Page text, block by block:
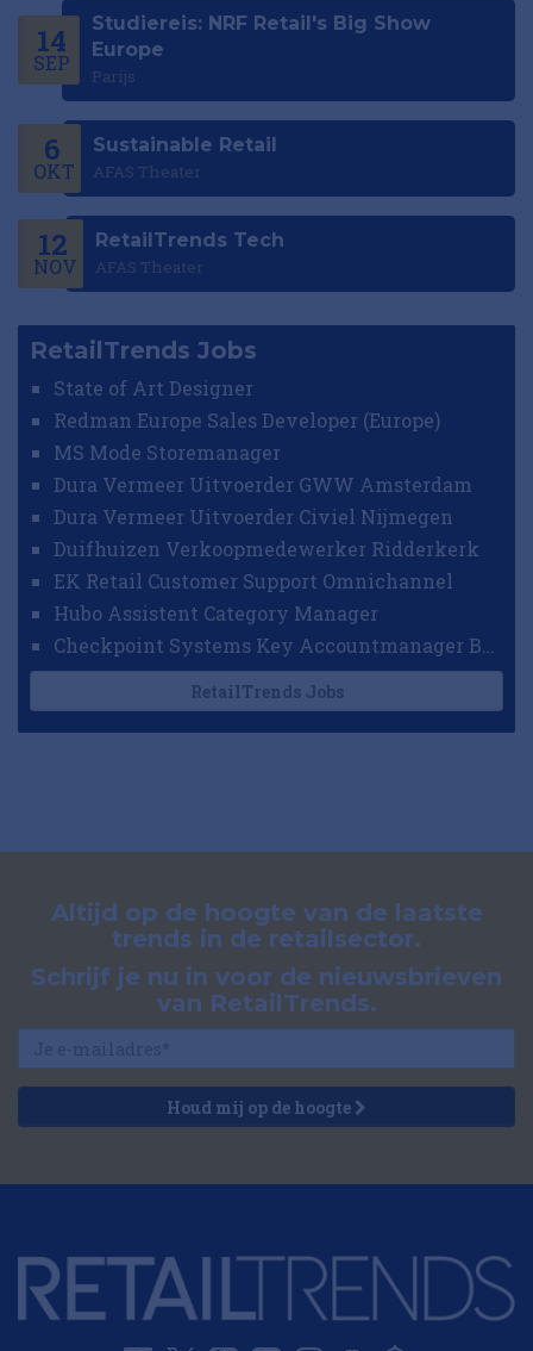
14
SEP
Studiereis: NRF Retail's Big Show
Europe
Parijs
6
OKT
Sustainable Retail
AFAS Theater
12
NOV
RetailTrends Tech
AFAS Theater
RetailTrends Jobs
State of Art Designer
Redman Europe Sales Developer (Europe)
MS Mode Storemanager
Dura Vermeer Uitvoerder GWW Amsterdam
Dura Vermeer Uitvoerder Civiel Nijmegen
Duifhuizen Verkoopmedewerker Ridderkerk
EK Retail Customer Support Omnichannel
Hubo Assistent Category Manager
Checkpoint Systems Key Accountmanager Benelux
RetailTrends Jobs
Altijd op de hoogte van de laatste
trends in de retailsector.
Schrijf je nu in voor de nieuwsbrieven
van RetailTrends.
Houd mij op de hoogte